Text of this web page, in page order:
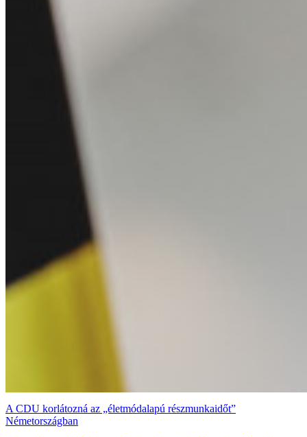
A CDU korlátozná az „életmódalapú részmunkaidőt”
Németországban